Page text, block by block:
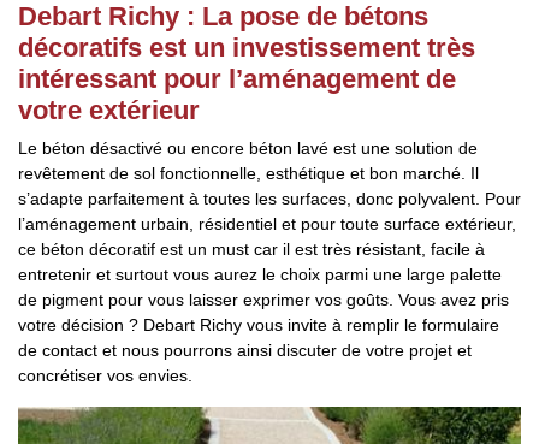
Debart Richy : La pose de bétons
décoratifs est un investissement très
intéressant pour l’aménagement de
votre extérieur
Le béton désactivé ou encore béton lavé est une solution de
revêtement de sol fonctionnelle, esthétique et bon marché. Il
s’adapte parfaitement à toutes les surfaces, donc polyvalent. Pour
l’aménagement urbain, résidentiel et pour toute surface extérieur,
ce béton décoratif est un must car il est très résistant, facile à
entretenir et surtout vous aurez le choix parmi une large palette
de pigment pour vous laisser exprimer vos goûts. Vous avez pris
votre décision ? Debart Richy vous invite à remplir le formulaire
de contact et nous pourrons ainsi discuter de votre projet et
concrétiser vos envies.